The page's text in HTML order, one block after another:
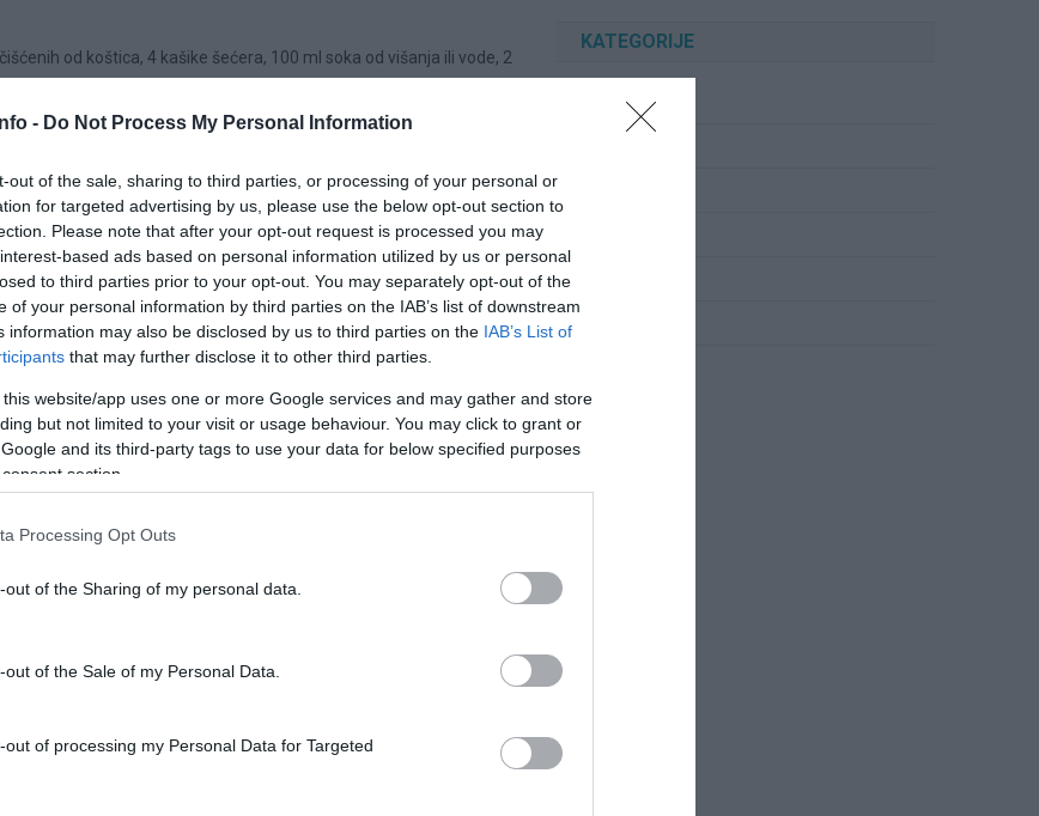
- Do Not Process My Personal Information
out of the sale, sharing to third parties, or processing of your personal or
for targeted advertising by us, please use the below opt-out section to
Please note that after your opt-out request is processed you may
based ads based on personal information utilized by us or personal
to third parties prior to your opt-out. You may separately opt-out of the
of your personal information by third parties on the IAB’s list of downstream
information may also be disclosed by us to third parties on the IAB’s List of
that may further disclose it to other third parties.
website/app uses one or more Google services and may gather and store
but not limited to your visit or usage behaviour. You may click to grant or
and its third-party tags to use your data for below specified purposes
section.
Processing Opt Outs
out of the Sharing of my personal data.
of the Sale of my Personal Data.
out of processing my Personal Data for Targeted
od koštica, 4 kašike šećera, 100 ml soka od višanja ili vode, 2
rubova. Po želji možeš dodati i 1 vanilin šećer u fil.
minuta da puste sok. Gustin razmuti u malo hladne vode, pa
džem, jer ako je rijedak, kolutići će omekšati previše i mogu se
drugim kolutićem. Nemoj stavljati puno fila, dovoljno je jedna
sa svih strana.
KATEGORIJE
Cvijeće